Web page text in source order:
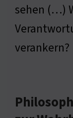
sehen (…)
verankern?